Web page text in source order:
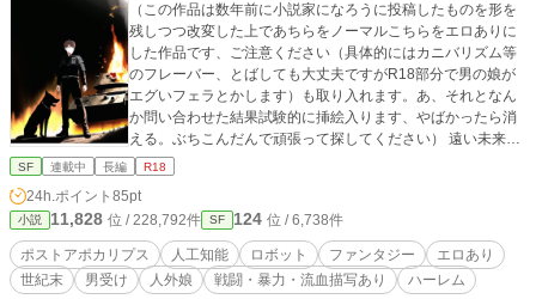
（この作品は数年前に小説家になろうに投稿したものを形を
残しつつ改変した上であちらをノーマルこちらをエロありに
した作品です、ご注意ください（具体的にはカニバリズム等
のフレーバー、とばしても大丈夫ですがR18部分で男の娘が
エグいフェラとかします）も取り入れます。あ、それとなん
か問い合わせた結果試験的に挿絵入ります、やばかったら消
える。ぶちこんだんで頑張って探してください） 遠い未来、
人工知能を積んだ人外美少女たちと遊べるMMORPG「モンス
がスタートすると大勢のプレイヤーがログインするも、しば
らくすると誰かを呼びかける声と共に画面は暗転――そして
プレイヤーと「ヒロイン」たちがゲームの世界に酷似したど
こかへと転移されてしまう。 「モンスターガールズオンライ
ン」にそっくりで幻想的な世界で彼らは、そして彼女らは意
SF 連載中 長編 R18
24h.ポイント 85pt
小説 11,828 位 / 228,792件 SF 124 位 / 6,738件
ポストアポカリプス 人工知能 ロボット ファンタジー
エロあり
世紀末
男受け 人外娘 戦闘・暴力・流血描写あり ハーレム